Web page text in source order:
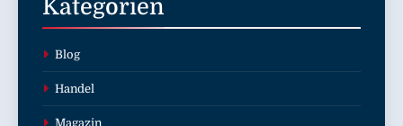
Kategorien
Blog
Handel
Magazin